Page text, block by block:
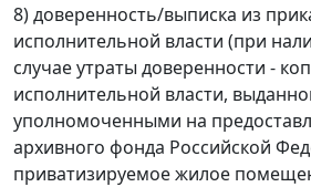
8) доверенность/выписка из
исполнительной власти (при
случае утраты доверенности -
исполнительной власти,
уполномоченными на
архивного фонда Российской
приватизируемое жилое